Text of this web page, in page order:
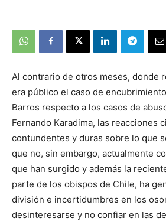
Al contrario de otros meses, donde
era público el caso de
Barros respecto a los casos de
Fernando Karadima, las reacciones
contundentes y duras sobre lo que
que no, sin embargo, actualmente
que han surgido y además la
parte de los obispos de Chile, ha
división e incertidumbres en los
desinteresarse y no confiar en las